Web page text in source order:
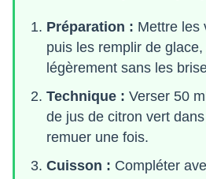
Préparation : Mettre les
puis les remplir de
légèrement sans les
Technique : Verser 50
de jus de citron vert
remuer une fois.
Cuisson : Compléter